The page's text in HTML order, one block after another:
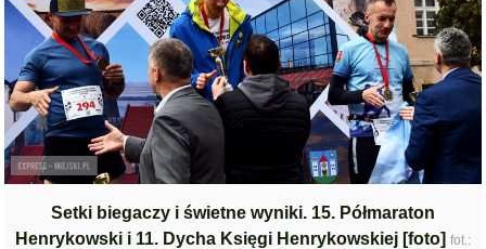
Setki biegaczy i świetne wyniki. 15. Półmaraton
Henrykowski i 11. Dycha Księgi Henrykowskiej [foto] fot.: